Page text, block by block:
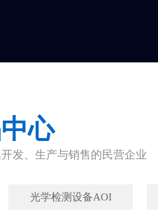
心
发、生产与销售的民营企业
光学检测设备AOI